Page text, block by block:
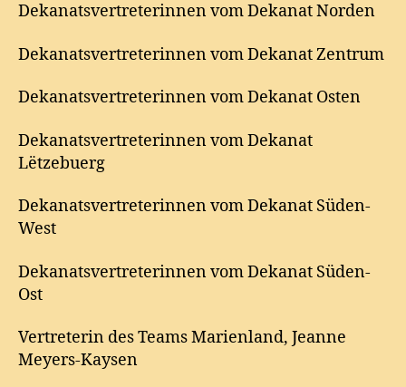
Dekanatsvertreterinnen vom Dekanat Norden
Dekanatsvertreterinnen vom Dekanat Zentrum
Dekanatsvertreterinnen vom Dekanat Osten
Dekanatsvertreterinnen vom Dekanat
Lëtzebuerg
Dekanatsvertreterinnen vom Dekanat Süden-
West
Dekanatsvertreterinnen vom Dekanat Süden-
Ost
Vertreterin des Teams Marienland, Jeanne
Meyers-Kaysen